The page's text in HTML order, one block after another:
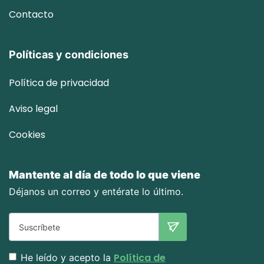
Contacto
Políticas y condiciones
Política de privacidad
Aviso legal
Cookies
Mantente al día de todo lo que viene
Déjanos un correo y entérate lo último.
He leído y acepto la Política de